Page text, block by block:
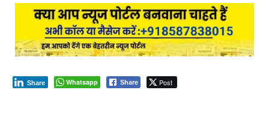
Whatsapp Share Post
Share